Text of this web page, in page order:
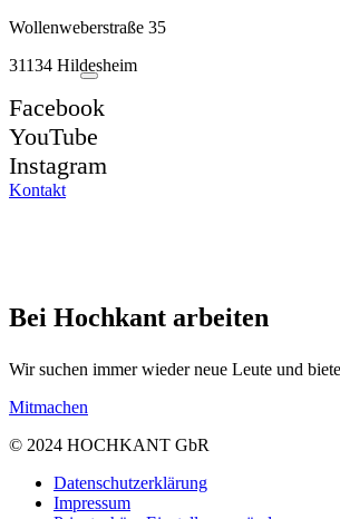
Wollenweberstraße 35
31134 Hildesheim
Facebook
YouTube
Instagram
Kontakt
Bei Hochkant arbeiten
Wir suchen immer wieder neue Leute und
Mitmachen
© 2024 HOCHKANT GbR
Datenschutzerklärung
Impressum